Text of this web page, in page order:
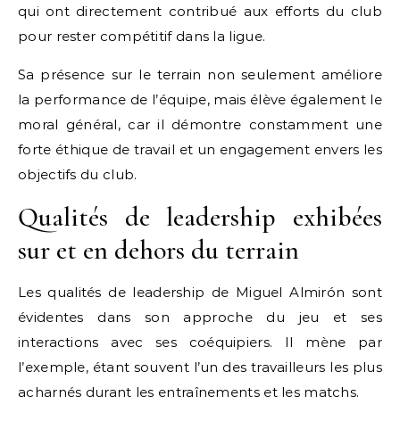
qui ont directement contribué aux efforts du club
pour rester compétitif dans la ligue.
Sa présence sur le terrain non seulement améliore
la performance de l’équipe, mais élève également le
moral général, car il démontre constamment une
forte éthique de travail et un engagement envers les
objectifs du club.
Qualités de leadership exhibées
sur et en dehors du terrain
Les qualités de leadership de Miguel Almirón sont
évidentes dans son approche du jeu et ses
interactions avec ses coéquipiers. Il mène par
l’exemple, étant souvent l’un des travailleurs les plus
acharnés durant les entraînements et les matchs.